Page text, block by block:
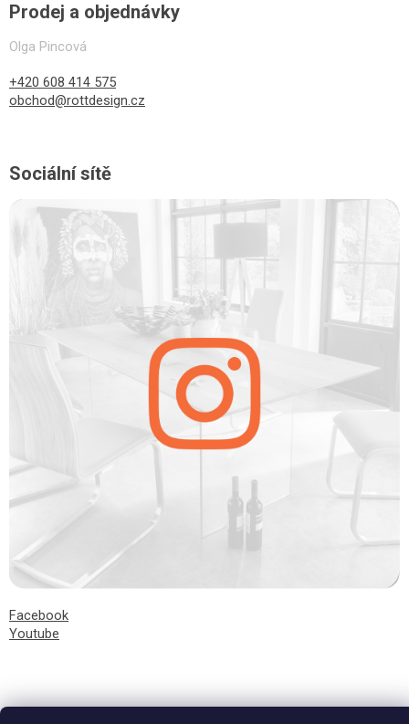
Prodej a objednávky
Olga Pincová
+420 608 414 575
obchod@rottdesign.cz
Sociální sítě
Facebook
Youtube